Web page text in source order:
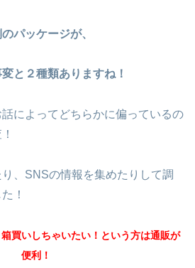
パッケージが、
と２種類ありますね！
によってどちらかに偏っているの
、SNSの情報を集めたりして調
！
買いしちゃいたい！という方は通販が
便利！